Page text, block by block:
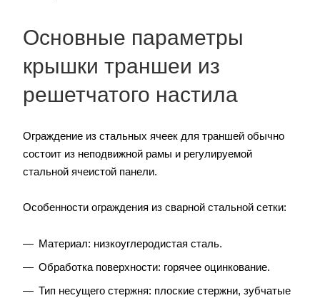
Основные параметры
крышки траншеи из
решетчатого настила
Ограждение из стальных ячеек для траншей обычно
состоит из неподвижной рамы и регулируемой
стальной ячеистой панели.
Особенности ограждения из сварной стальной сетки:
Материал: низкоуглеродистая сталь.
Обработка поверхности: горячее оцинкование.
Тип несущего стержня: плоские стержни, зубчатые